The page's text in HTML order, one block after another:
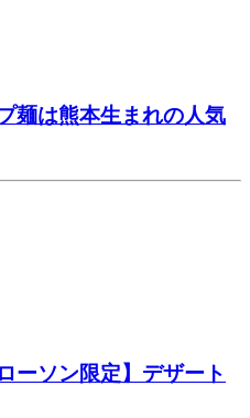
麺は熊本生まれの人気
ーソン限定】デザート